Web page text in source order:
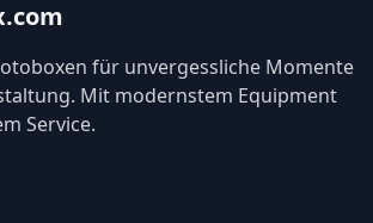
für unvergessliche Momente
Mit modernstem Equipment
Service.